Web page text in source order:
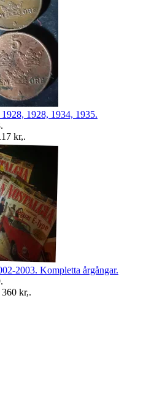
1928, 1934, 1935.
.
kr,.
2003. Kompletta årgångar.
.
360 kr,.